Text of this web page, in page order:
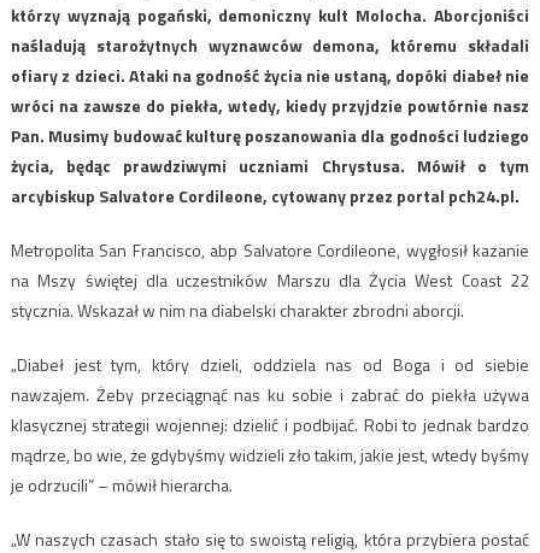
którzy wyznają pogański, demoniczny kult Molocha. Aborcjoniści
naśladują starożytnych wyznawców demona, któremu składali
ofiary z dzieci. Ataki na godność życia nie ustaną, dopóki diabeł nie
wróci na zawsze do piekła, wtedy, kiedy przyjdzie powtórnie nasz
Pan. Musimy budować kulturę poszanowania dla godności ludziego
życia, będąc prawdziwymi uczniami Chrystusa. Mówił o tym
arcybiskup Salvatore Cordileone, cytowany przez portal pch24.pl.
Metropolita San Francisco, abp Salvatore Cordileone, wygłosił kazanie
na Mszy świętej dla uczestników Marszu dla Życia West Coast 22
stycznia. Wskazał w nim na diabelski charakter zbrodni aborcji.
„Diabeł jest tym, który dzieli, oddziela nas od Boga i od siebie
nawzajem. Żeby przeciągnąć nas ku sobie i zabrać do piekła używa
klasycznej strategii wojennej: dzielić i podbijać. Robi to jednak bardzo
mądrze, bo wie, że gdybyśmy widzieli zło takim, jakie jest, wtedy byśmy
je odrzucili” – mówił hierarcha.
„W naszych czasach stało się to swoistą religią, która przybiera postać